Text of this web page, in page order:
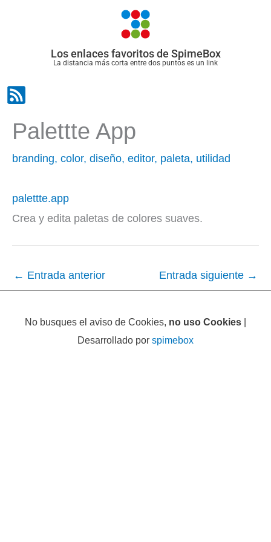
Los enlaces favoritos de SpimeBox
La distancia más corta entre dos puntos es un link
Palettte App
branding, color, diseño, editor, paleta, utilidad
palettte.app
Crea y edita paletas de colores suaves.
← Entrada anterior Entrada siguiente →
No busques el aviso de Cookies, no uso Cookies |
Desarrollado por spimebox